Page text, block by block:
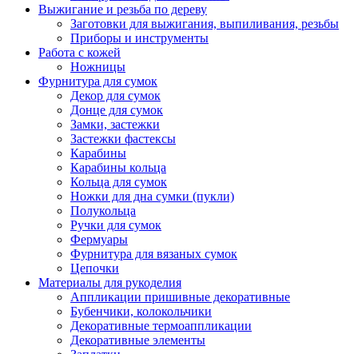
Выжигание и резьба по дереву
Заготовки для выжигания, выпиливания, резьбы
Приборы и инструменты
Работа с кожей
Ножницы
Фурнитура для сумок
Декор для сумок
Донце для сумок
Замки, застежки
Застежки фастексы
Карабины
Карабины кольца
Кольца для сумок
Ножки для дна сумки (пукли)
Полукольца
Ручки для сумок
Фермуары
Фурнитура для вязаных сумок
Цепочки
Материалы для рукоделия
Аппликации пришивные декоративные
Бубенчики, колокольчики
Декоративные термоаппликации
Декоративные элементы